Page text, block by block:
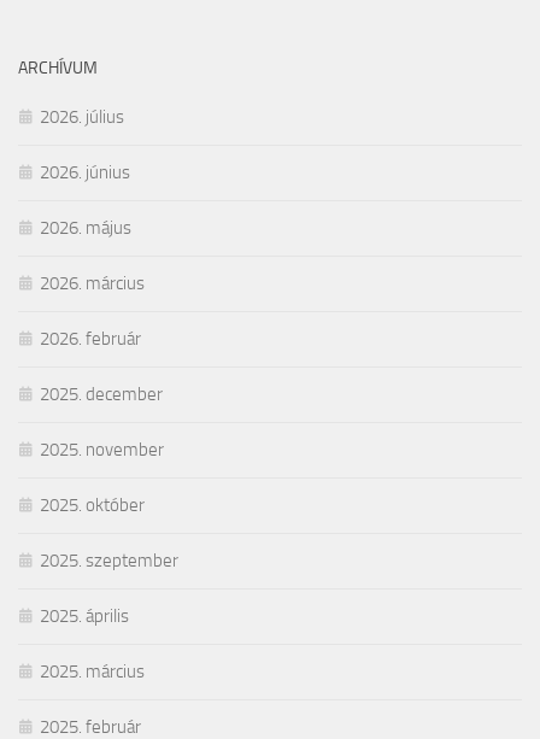
ARCHÍVUM
2026. július
2026. június
2026. május
2026. március
2026. február
2025. december
2025. november
2025. október
2025. szeptember
2025. április
2025. március
2025. február